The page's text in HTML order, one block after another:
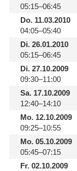
05:15–06:45
Do.11.03.2010
04:05–05:40
Di.26.01.2010
05:15–06:45
Di.27.10.2009
09:30–11:00
Sa.17.10.2009
12:40–14:10
Mo.12.10.2009
09:25–10:55
Mo.05.10.2009
05:45–07:15
Fr.02.10.2009